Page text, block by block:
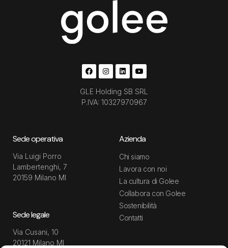
GLE Holding SB SRL
P.IVA: 10327970967
Sede operativa
Via Luigi Porro
Lambertenghi, 7
20159 Milano MI
Sede legale
Via Cusani, 10
20121 Milano MI
Azienda
Chi siamo
Lavora con noi
La cultura di Golee
Collabora con Golee
Sostenibilità
Contatti